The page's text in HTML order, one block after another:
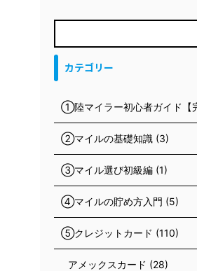
カテゴリー
①陸マイラー初心者ガイド【
②マイルの基礎知識 (3)
③マイル選び初級編 (1)
④マイルの貯め方入門 (5)
⑤クレジットカード (110)
アメックスカード (28)